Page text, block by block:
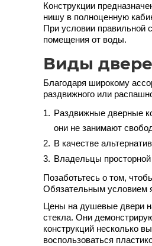
Конструкции
нишу в полноценную
При условии правильной
помещения от воды.
Виды
Благодаря широкому
раздвижного или
Раздвижные дверные
они не занимают
В качестве
Владельцы
Позаботьтесь о том,
Обязательным условием
Цены на душевые двери
стекла. Они
конструкций несколько
воспользоваться